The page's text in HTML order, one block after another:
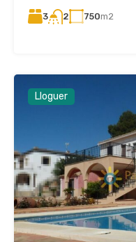
3 2 750m2
Lloguer